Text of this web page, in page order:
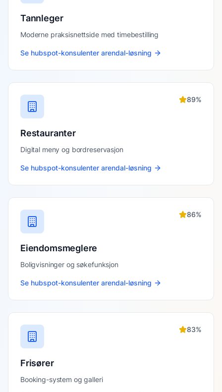
Tannleger
Moderne praksisnettside med timebestilling
Se hubspot-konsulenter arendal-løsning
89%
Restauranter
Digital meny og bordreservasjon
Se hubspot-konsulenter arendal-løsning
86%
Eiendomsmeglere
Boligvisninger og søkefunksjon
Se hubspot-konsulenter arendal-løsning
83%
Frisører
Booking-system og galleri